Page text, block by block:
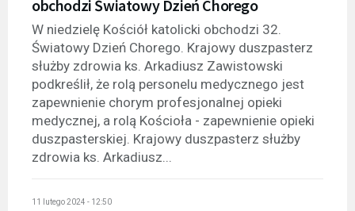
obchodzi Światowy Dzień Chorego
W niedzielę Kościół katolicki obchodzi 32.
Światowy Dzień Chorego. Krajowy duszpasterz
służby zdrowia ks. Arkadiusz Zawistowski
podkreślił, że rolą personelu medycznego jest
zapewnienie chorym profesjonalnej opieki
medycznej, a rolą Kościoła - zapewnienie opieki
duszpasterskiej. Krajowy duszpasterz służby
zdrowia ks. Arkadiusz...
11 lutego 2024 - 12:50